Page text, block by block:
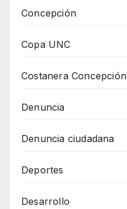
Concepción
Copa UNC
Costanera Concepción
Denuncia
Denuncia ciudadana
Deportes
Desarrollo